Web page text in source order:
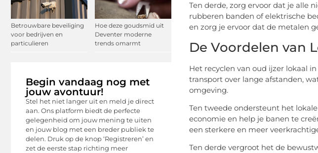
Betrouwbare beveiliging
voor bedrijven en
particulieren
Hoe deze goudsmid uit
Deventer moderne
trends omarmt
Begin vandaag nog met
jouw avontuur!
Stel het niet langer uit en meld je direct
aan. Ons platform biedt de perfecte
gelegenheid om jouw mening te uiten
en jouw blog met een breder publiek te
delen. Druk op de knop ‘Registreren’ en
zet de eerste stap richting meer
Ten derde, zorg ervoor dat je alle
rubberen banden of elektrische
en zorg je ervoor dat de metalen
De Voordelen van
Het recyclen van oud ijzer lokaal
transport over lange afstanden,
omgeving.
Ten tweede ondersteunt het
economie en help je banen te
een sterkere en meer
Ten derde vergroot het de